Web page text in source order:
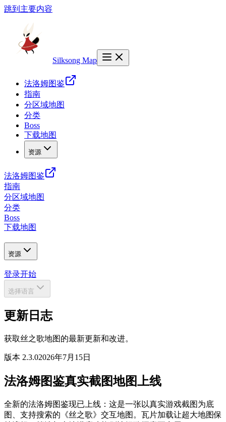
跳到主要内容
Silksong Map
法洛姆图鉴
指南
分区域地图
分类
Boss
下载地图
资源
法洛姆图鉴
指南
分区域地图
分类
Boss
下载地图
资源
登录开始
选择语言
更新日志
获取丝之歌地图的最新更新和改进。
版本 2.3.02026年7月15日
法洛姆图鉴真实截图地图上线
全新的法洛姆图鉴现已上线：这是一张以真实游戏截图为底
图、支持搜索的《丝之歌》交互地图。瓦片加载让超大地图保